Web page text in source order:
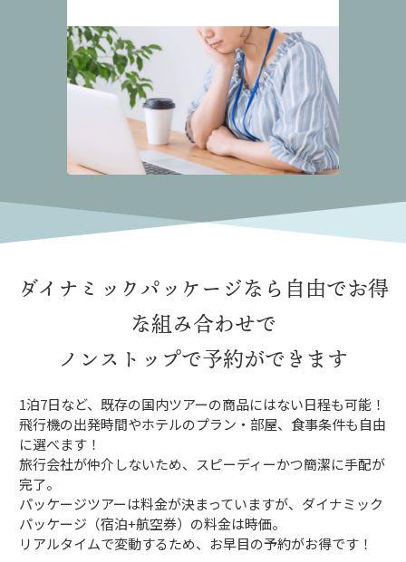
ダイナミックパッケージなら 自由でお得
な組み合わせで
ノンストップで予約ができます
1泊7日など、既存の国内ツアーの商品にはない日程も可能！
飛行機の出発時間やホテルのプラン・部屋、食事条件も自由
に選べます！
旅行会社が仲介しないため、スピーディーかつ簡潔に手配が
完了。
パッケージツアーは料金が決まっていますが、ダイナミック
パッケージ（宿泊+航空券）の料金は時価。
リアルタイムで変動するため、お早目の予約がお得です！